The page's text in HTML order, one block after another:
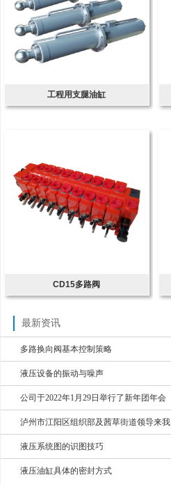
工程用支腿油缸
CD15多路阀
最新资讯
多路换向阀基本控制策略
液压设备的振动与噪声
公司于2022年1月29日举行了新年团年会
泸州市江阳区组织部及茜草街道领导来我
液压系统图的识图技巧
液压油缸具体的密封方式